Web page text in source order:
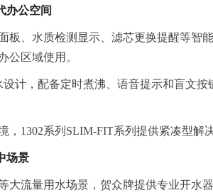
办公空间
板、水质检测显示、滤芯更换提醒等智
公区域使用。
计，配备定时煮沸、语音提示和盲文
，1302系列SLIM-FIT系列提供紧凑型解
场景
大流量用水场景，贺众牌提供专业开水